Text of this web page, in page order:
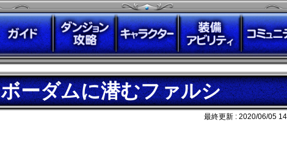
ボーダムに潜むファルシ
最終更新 : 2020/06/05